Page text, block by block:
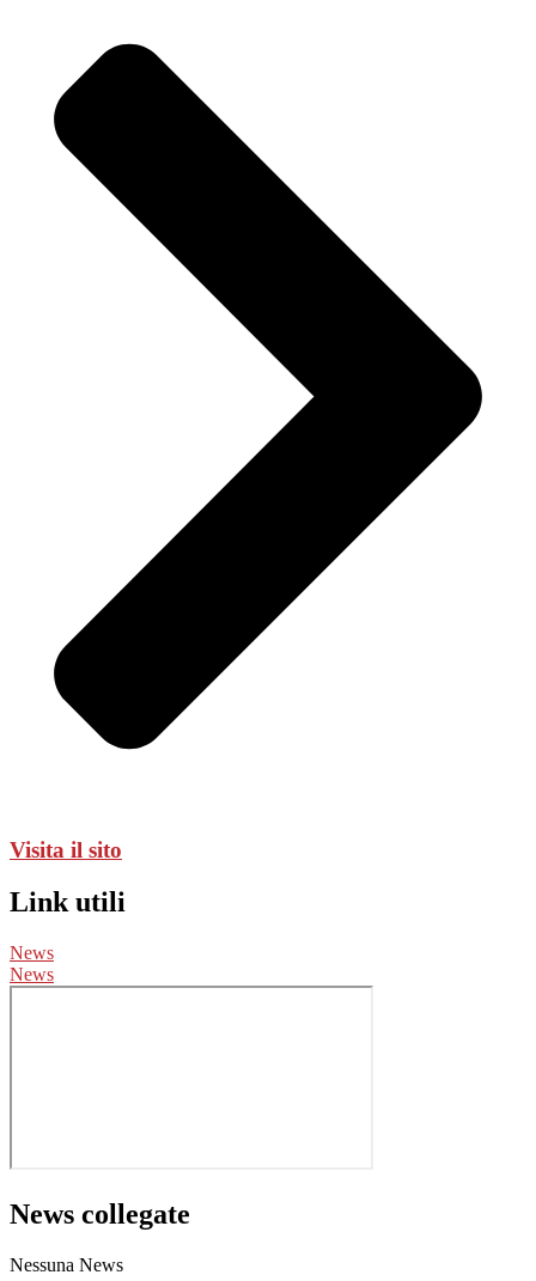
Visita il sito
Link utili
News
News
News collegate
Nessuna News